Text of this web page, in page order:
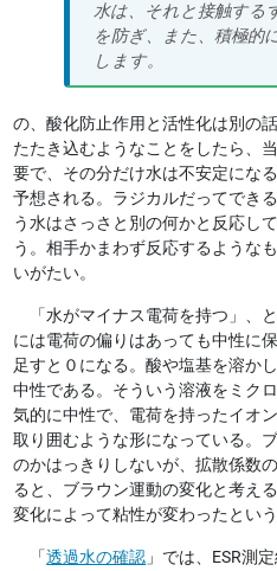
水は、それと接触する
を防ぎ、また、積極的
します。
の、酸化防止作用と活性化は別の
たたき込むようなことをしたら、
要で、その分だけ水は不安定にな
予想される。ラジカルだってでき
う水はさっさと別の何かと反応し
う。相手かまわず反応するような
いがたい。
「水がマイナス電荷を持つ」、
には電荷の偏りはあっても中性に
足すと０になる。酸や塩基を溶か
中性である。そういう溶液をミク
気的に中性で、電荷を持ったイオ
取り囲むような形になっている。
のかはっきりしないが、拡散係数
ると、ブラウン運動の変化と考え
変化によって粘性が変わったとい
「透過水の確認 」では、ESR測